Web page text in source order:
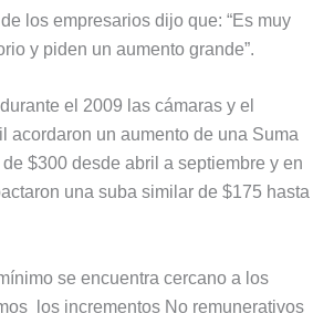
los empresarios dijo que: “Es muy
y piden un aumento grande”.
el 2009 las cámaras y el
acordaron un aumento de una Suma
$300 desde abril a septiembre y en
una suba similar de $175 hasta
se encuentra cercano a los
los incrementos No remunerativos